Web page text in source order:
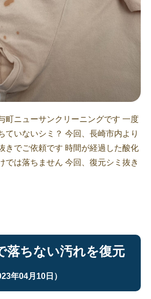
町ニューサンクリーニングです 一度
ていないシミ？ 今回、長崎市内より
きでご依頼です 時間が経過した酸化
では落ちません 今回、復元シミ抜き
落ちない汚れを復元
年04月10日）